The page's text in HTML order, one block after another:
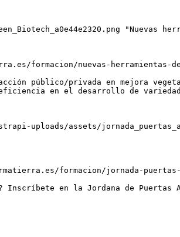
"Nuevas
formacion/nuevas-herramientas-
público/privada en mejora
en el desarrollo de
assets/
formacion/jornada-
Inscríbete en la Jordana de